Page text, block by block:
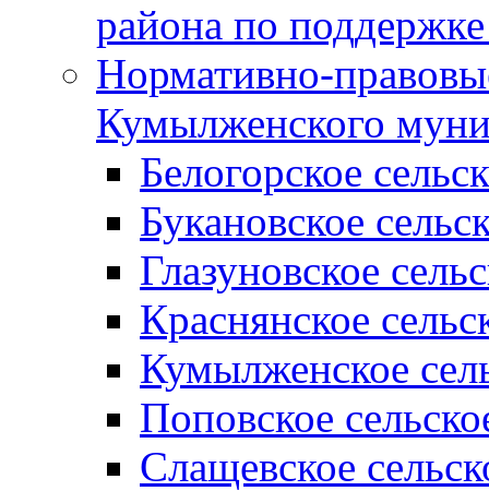
района по
Нормативно-
Кумылженского
Белогорское
Букановское
Глазуновское
Краснянское
Кумылженское
Поповское
Слащевское